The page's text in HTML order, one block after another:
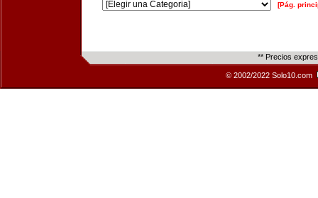
[Pág.
** Precios
© 2002/2022 Solo10.com